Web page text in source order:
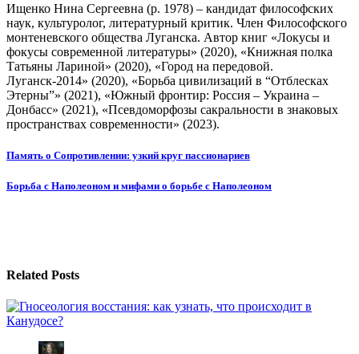
Ищенко Нина Сергеевна (р. 1978) – кандидат философских
наук, культуролог, литературный критик. Член Философского
монтеневского общества Луганска. Автор книг «Локусы и
фокусы современной литературы» (2020), «Книжная полка
Татьяны Лариной» (2020), «Город на передовой.
Луганск-2014» (2020), «Борьба цивилизаций в “Отблесках
Этерны”» (2021), «Южный фронтир: Россия – Украина –
Донбасс» (2021), «Псевдоморфозы сакральности в знаковых
пространствах современности» (2023).
Навигация
по
Память о Сопротивлении: узкий круг пассионариев
Борьба с Наполеоном и мифами о борьбе с Наполеоном
Related Posts